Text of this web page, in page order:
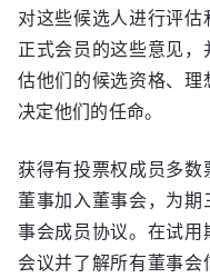
对这些候选人进行评
正式会员的这些意见
估他们的候选资格、
决定他们的任命。
获得有投票权成员多
董事加入董事会，为
事会成员协议。在试
会议并了解所有董事会